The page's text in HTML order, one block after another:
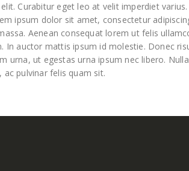
Curabitur eget leo at velit imperdiet
ipsum dolor sit amet, consectetur
Aenean consequat lorem ut felis
In auctor mattis ipsum id molestie. Donec
ut egestas urna ipsum nec libero.
pulvinar felis quam sit.